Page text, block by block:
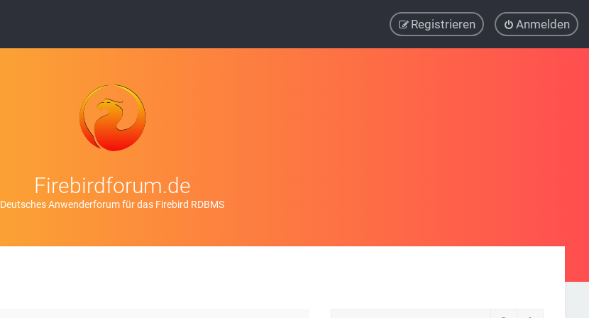
Anmelden
Registrieren
Firebirdforum.de
Deutsches Anwenderforum für das Firebird RDBMS